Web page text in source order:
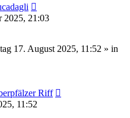
2025, 21:03
17. August 2025, 11:52 » in
Riff
11:52